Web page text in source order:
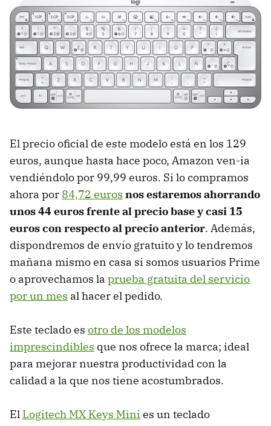
El precio oficial de este modelo está en los 129
euros, aunque hasta hace poco, Amazon ven-ia
vendiéndolo por 99,99 euros. Si lo compramos
ahora por 84,72 euros nos estaremos ahorrando
unos 44 euros frente al precio base y casi 15
euros con respecto al precio anterior. Además,
dispondremos de envío gratuito y lo tendremos
mañana mismo en casa si somos usuarios Prime
o aprovechamos la prueba gratuita del servicio
por un mes al hacer el pedido.
Este teclado es otro de los modelos
imprescindibles que nos ofrece la marca; ideal
para mejorar nuestra productividad con la
calidad a la que nos tiene acostumbrados.
El Logitech MX Keys Mini es un teclado